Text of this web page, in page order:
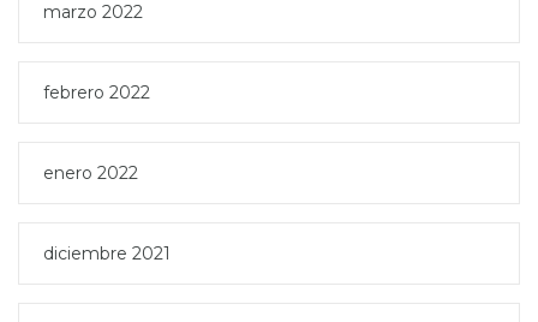
marzo 2022
febrero 2022
enero 2022
diciembre 2021